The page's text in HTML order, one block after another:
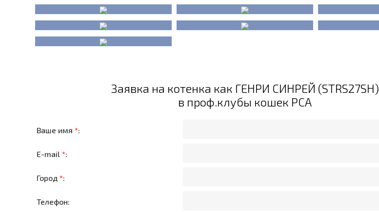
Заявка на котенка как ГЕНРИ СИНРЕЙ (STRS27SH)
в проф.клубы кошек PCA
Ваше имя *:
E-mail *:
Город *:
Телефон: